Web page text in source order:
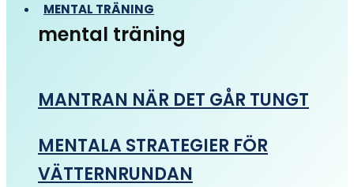
MENTAL TRÄNING
mental träning
MANTRAN NÄR DET GÅR TUNGT
MENTALA STRATEGIER FÖR
VÄTTERNRUNDAN